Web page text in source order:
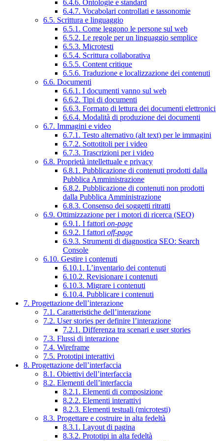
6.4.6. Ontologie e standard
6.4.7. Vocabolari controllati e tassonomie
6.5. Scrittura e linguaggio
6.5.1. Come leggono le persone sul web
6.5.2. Le regole per un linguaggio semplice
6.5.3. Microtesti
6.5.4. Scrittura collaborativa
6.5.5. Content critique
6.5.6. Traduzione e localizzazione dei contenuti
6.6. Documenti
6.6.1. I documenti vanno sul web
6.6.2. Tipi di documenti
6.6.3. Formato di lettura dei documenti elettronici
6.6.4. Modalità di produzione dei documenti
6.7. Immagini e video
6.7.1. Testo alternativo (alt text) per le immagini
6.7.2. Sottotitoli per i video
6.7.3. Trascrizioni per i video
6.8. Proprietà intellettuale e privacy
6.8.1. Pubblicazione di contenuti prodotti dalla
Pubblica Amministrazione
6.8.2. Pubblicazione di contenuti non prodotti
dalla Pubblica Amministrazione
6.8.3. Consenso dei soggetti ritratti
6.9. Ottimizzazione per i motori di ricerca (SEO)
6.9.1. I fattori on-page
6.9.2. I fattori off-page
6.9.3. Strumenti di diagnostica SEO: Search
Console
6.10. Gestire i contenuti
6.10.1. L’inventario dei contenuti
6.10.2. Revisionare i contenuti
6.10.3. Migrare i contenuti
6.10.4. Pubblicare i contenuti
7. Progettazione dell’interazione
7.1. Caratteristiche dell’interazione
7.2. User stories per definire l’interazione
7.2.1. Differenza tra scenari e user stories
7.3. Flussi di interazione
7.4. Wireframe
7.5. Prototipi interattivi
8. Progettazione dell’interfaccia
8.1. Obiettivi dell’interfaccia
8.2. Elementi dell’interfaccia
8.2.1. Elementi di composizione
8.2.2. Elementi interattivi
8.2.3. Elementi testuali (microtesti)
8.3. Progettare e costruire in alta fedeltà
8.3.1. Layout di pagina
8.3.2. Prototipi in alta fedeltà